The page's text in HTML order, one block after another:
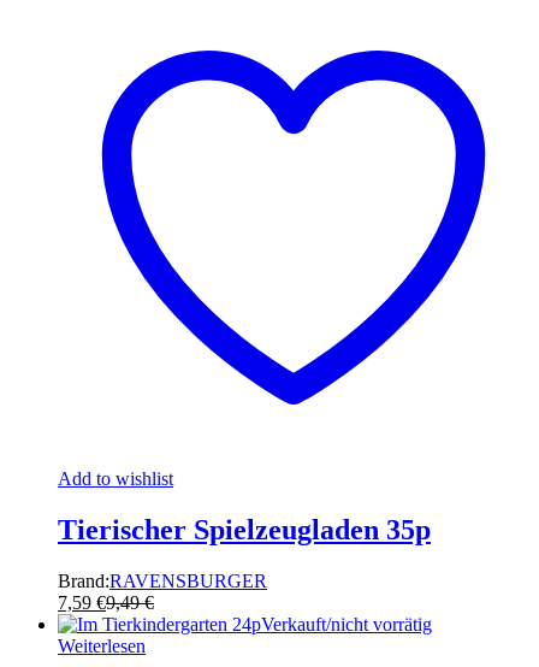
Add to wishlist
Tierischer Spielzeugladen 35p
Brand:RAVENSBURGER
7,59 €9,49€
Verkauft/nicht vorrätig
Weiterlesen